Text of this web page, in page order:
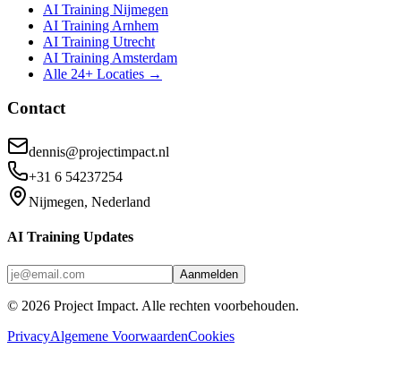
AI Training Nijmegen
AI Training Arnhem
AI Training Utrecht
AI Training Amsterdam
Alle 24+ Locaties →
Contact
dennis@projectimpact.nl
+31 6 54237254
Nijmegen, Nederland
AI Training Updates
Aanmelden
© 2026 Project Impact. Alle rechten voorbehouden.
PrivacyAlgemene VoorwaardenCookies